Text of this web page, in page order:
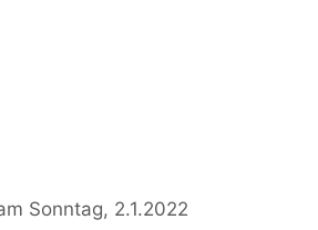
Sonntag, 2.1.2022